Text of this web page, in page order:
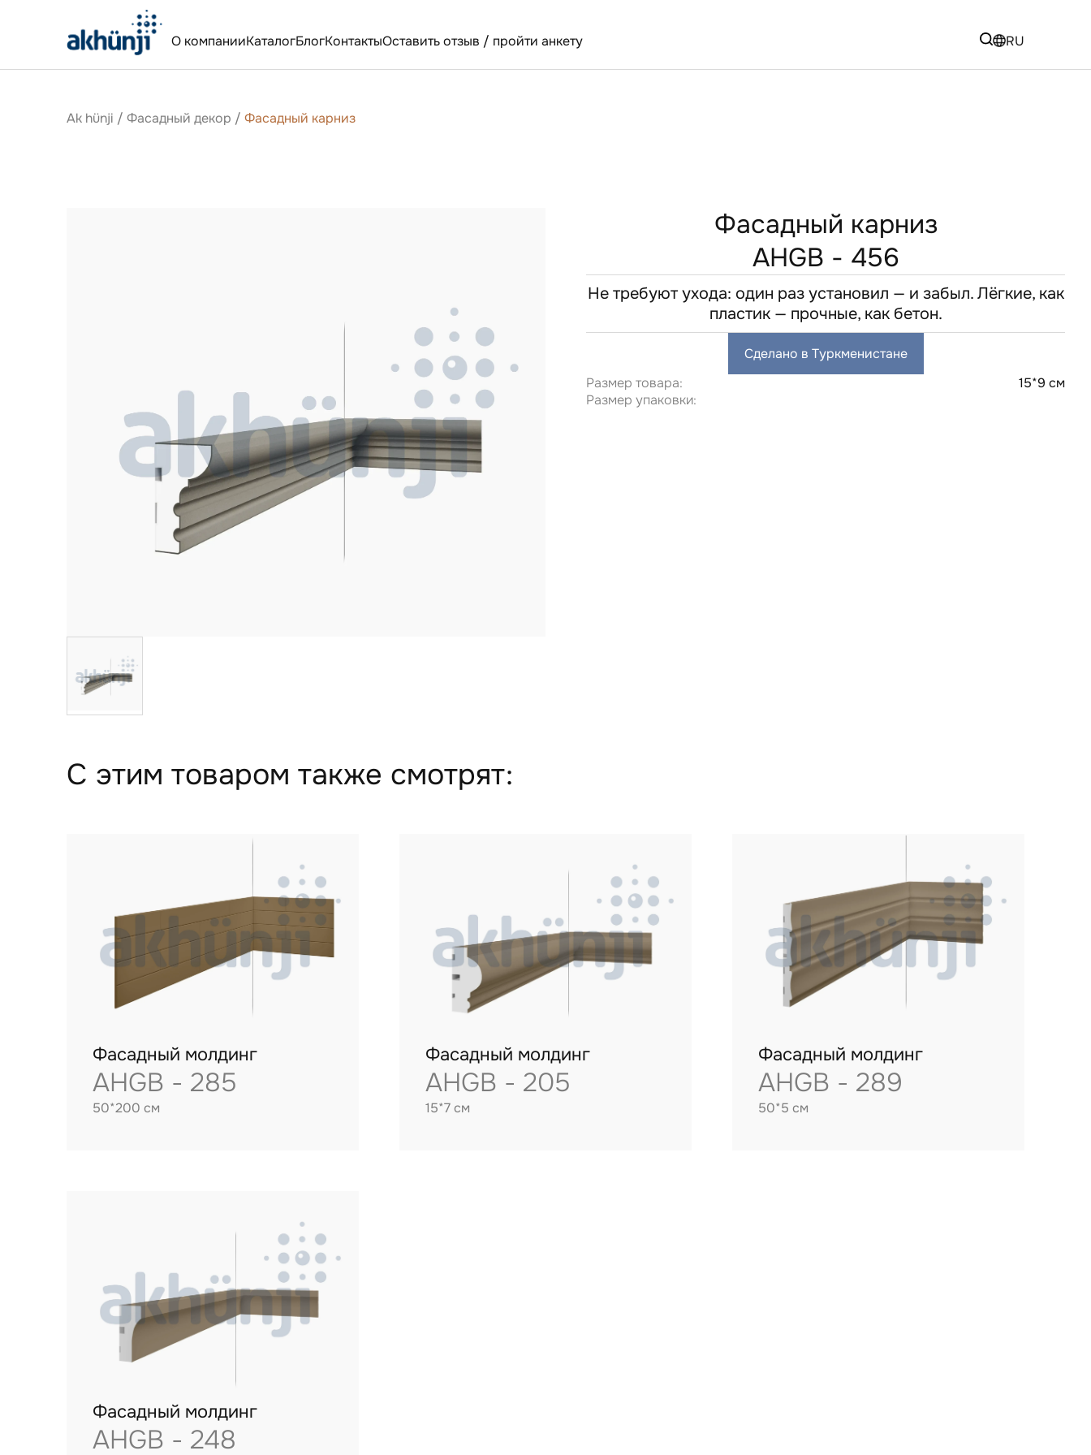
О компанииКаталогБлогКонтактыОставить отзыв / пройти анкету RU
Ak hünji / Фасадный декор / Фасадный карниз
Фасадный карниз
AHGB - 456
Не требуют ухода: один раз установил — и забыл. Лёгкие, как
пластик — прочные, как бетон.
Сделано в Туркменистане
Размер товара:
15*9 см
Размер упаковки:
С этим товаром также смотрят:
Фасадный молдинг
AHGB - 285
50*200 см
Фасадный молдинг
AHGB - 205
15*7 см
Фасадный молдинг
AHGB - 289
50*5 см
Фасадный молдинг
AHGB - 248